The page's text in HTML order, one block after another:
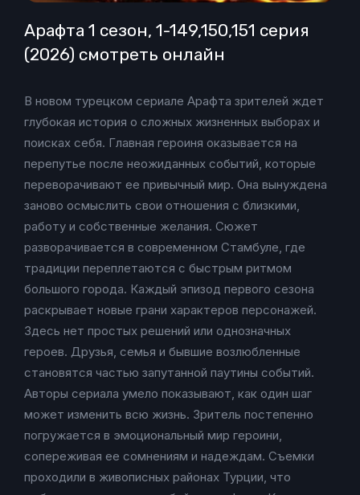
Арафта 1 сезон, 1-149,150,151 серия
(2026) смотреть онлайн
В новом турецком сериале Арафта зрителей ждет
глубокая история о сложных жизненных выборах и
поисках себя. Главная героиня оказывается на
перепутье после неожиданных событий, которые
переворачивают ее привычный мир. Она вынуждена
заново осмыслить свои отношения с близкими,
работу и собственные желания. Сюжет
разворачивается в современном Стамбуле, где
традиции переплетаются с быстрым ритмом
большого города. Каждый эпизод первого сезона
раскрывает новые грани характеров персонажей.
Здесь нет простых решений или однозначных
героев. Друзья, семья и бывшие возлюбленные
становятся частью запутанной паутины событий.
Авторы сериала умело показывают, как один шаг
может изменить всю жизнь. Зритель постепенно
погружается в эмоциональный мир героини,
сопереживая ее сомнениям и надеждам. Съемки
проходили в живописных районах Турции, что